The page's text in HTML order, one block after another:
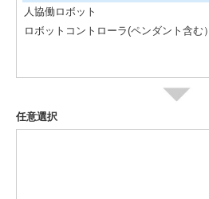
人協働ロボット
ロボットコントローラ(ペンダント含む）
任意選択